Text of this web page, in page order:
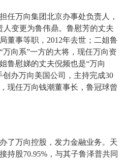
任万向集团北京办事处负责人，
人变更为鲁伟鼎。鲁慰芳的丈夫
董事等职，2012年去世；二姐鲁
向系”一方的大将，现任万向资
鲁慰娣的丈夫倪频也是“万向
办万向美国公司，主持完成30
现任万向钱潮董事长，鲁冠球曾
了万向控股，发力金融业务。天
持股70.95%，与其子鲁泽普共同